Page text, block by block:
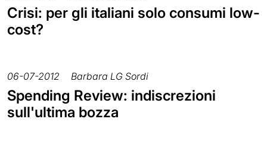
Crisi: per gli italiani solo consumi low-
cost?
06-07-2012 Barbara LG Sordi
Spending Review: indiscrezioni
sull'ultima bozza